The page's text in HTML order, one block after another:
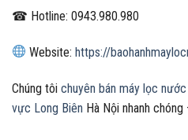
☎ Hotline: 0943.980.980
Website:https://
Chúng tôi chuyên bán máy lọc
vực Long Biên Hà Nội nhanh